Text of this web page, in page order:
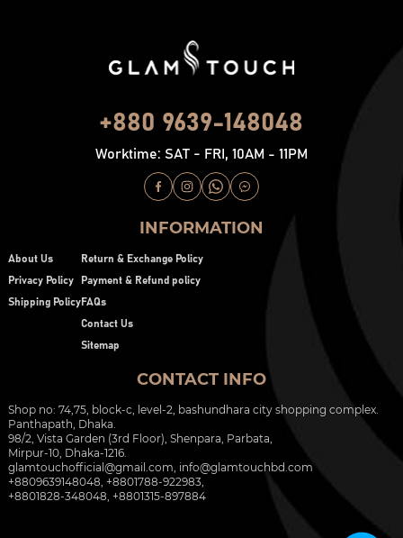
+880 9639-148048
Worktime: SAT - FRI, 10AM - 11PM
INFORMATION
About Us
Privacy Policy
Shipping Policy
Return & Exchange Policy
Payment & Refund policy
FAQs
Contact Us
Sitemap
CONTACT INFO
Shop no: 74,75, block-c, level-2, bashundhara city shopping complex.
Panthapath, Dhaka.
98/2, Vista Garden (3rd Floor), Shenpara, Parbata,
Mirpur-10, Dhaka-1216.
glamtouchofficial@gmail.com info@glamtouchbd.com
+8809639148048, +8801788-922983,
+8801828-348048, +8801315-897884